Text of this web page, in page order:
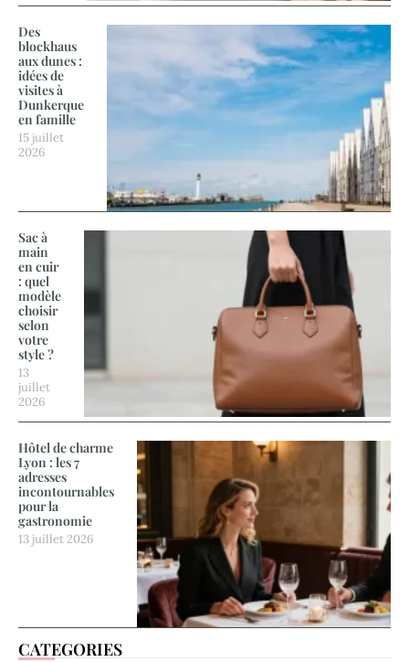
Des
blockhaus
aux dunes :
idées de
visites à
Dunkerque
en famille
15 juillet
2026
Sac à
main
en cuir
: quel
modèle
choisir
selon
votre
style ?
13
juillet
2026
Hôtel de charme
Lyon : les 7
adresses
incontournables
pour la
gastronomie
13 juillet 2026
CATEGORIES